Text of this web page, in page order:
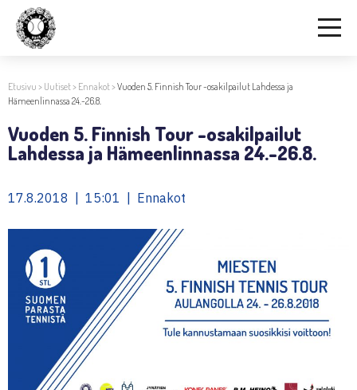
Etusivu > Uutiset> Ennakot>Vuoden 5. Finnish Tour -osakilpailut Lahdessa ja
Hämeenlinnassa 24.-26.8.
Vuoden 5. Finnish Tour -osakilpailut
Lahdessa ja Hämeenlinnassa 24.-26.8.
17.8.2018 | 15:01 | Ennakot